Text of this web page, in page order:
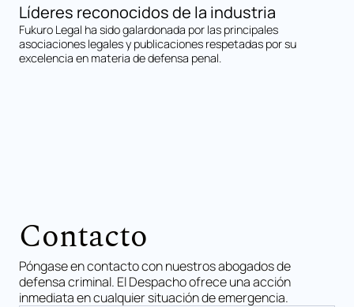
Líderes reconocidos de la industria
Fukuro Legal ha sido galardonada por las principales
asociaciones legales y publicaciones respetadas por su
excelencia en materia de defensa penal.
Contacto
Póngase en contacto con nuestros abogados de
defensa criminal. El Despacho ofrece una acción
inmediata en cualquier situación de emergencia.